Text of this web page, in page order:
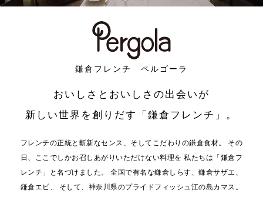
鎌倉フレンチ ペルゴーラ
おいしさとおいしさの出会いが
新しい世界を創りだす「鎌倉フレンチ」。
フレンチの正統と斬新なセンス、そしてこだわりの鎌倉食材。
その
日、ここでしかお召しあがりいただけない料理を 私たちは「鎌倉フ
レンチ」と名づけました。
全国で有名な鎌倉しらす、鎌倉サザエ、
鎌倉エビ、
そして、神奈川県のプライドフィッシュ江の島カマス。